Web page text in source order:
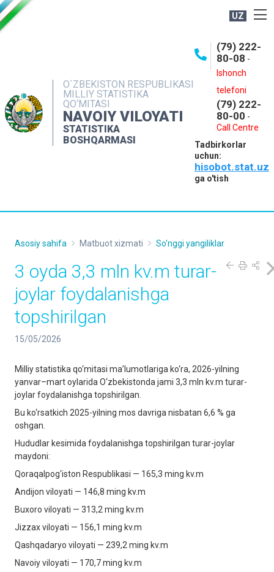
UZ
O`ZBEKISTON RESPUBLIKASI
MILLIY STATISTIKA
QO‘MITASI
NAVOIY VILOYATI
STATISTIKA
BOSHQARMASI
(79) 222-
80-08 -
Ishonch
telefoni
(79) 222-
80-00 -
Call Centre
Tadbirkorlar
uchun:
hisobot.stat.uz
ga o'tish
OCHIQ MA'LUMOTLAR
INTERAKTIV XIZMATLAR
MUROJAATLAR
Asosiy sahifa Matbuot xizmati So'nggi yangiliklar
3 oyda 3,3 mln kv.m turar-
joylar foydalanishga
topshirilgan
15/05/2026
Milliy statistika qo‘mitasi ma’lumotlariga ko‘ra, 2026-yilning
yanvar–mart oylarida O‘zbekistonda jami 3,3 mln kv.m turar-
joylar foydalanishga topshirilgan.
Bu ko‘rsatkich 2025-yilning mos davriga nisbatan 6,6 % ga
oshgan.
Hududlar kesimida foydalanishga topshirilgan turar-joylar
maydoni:
Qoraqalpog‘iston Respublikasi — 165,3 ming kv.m
Andijon viloyati — 146,8 ming kv.m
Buxoro viloyati — 313,2 ming kv.m
Jizzax viloyati — 156,1 ming kv.m
Qashqadaryo viloyati — 239,2 ming kv.m
Navoiy viloyati — 170,7 ming kv.m